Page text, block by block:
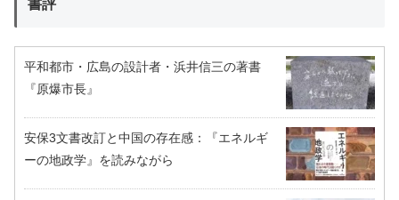
書評
平和都市・広島の設計者・浜井信三の著書
『原爆市長』
安保3文書改訂と中国の存在感：『エネルギ
ーの地政学』を読みながら